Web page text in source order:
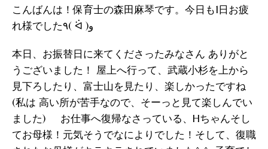
こんばんは！保育士の森田麻琴です。今日も1日お疲
れ様でした٩( ᐛ )و
本日、お振替日に来てくださったみなさん ありがと
うございました！ 屋上へ行って、武蔵小杉を上から
見下ろしたり、富士山を見たり、楽しかったですね
(私は 高い所が苦手なので、そーっと見て楽しんでい
ました) お仕事へ復帰なさっている、Hちゃんそし
てお母様！元気そうでなによりでした！そして、復職